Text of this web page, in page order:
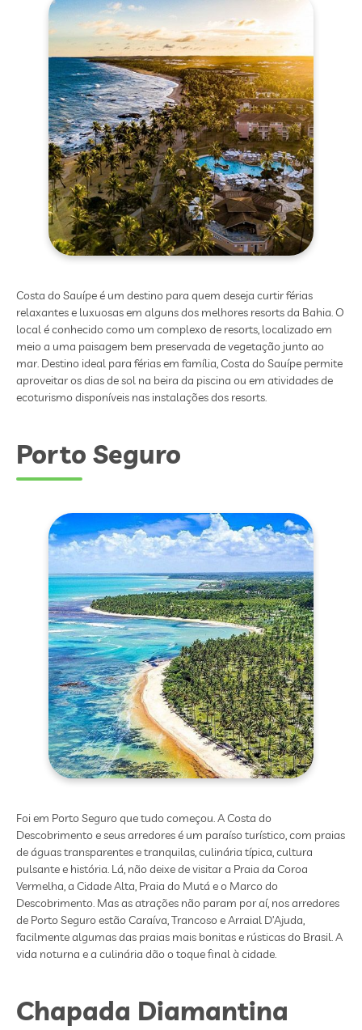
Costa do Sauípe é um destino para quem deseja curtir férias
relaxantes e luxuosas em alguns dos melhores resorts da Bahia. O
local é conhecido como um complexo de resorts, localizado em
meio a uma paisagem bem preservada de vegetação junto ao
mar. Destino ideal para férias em família, Costa do Sauípe permite
aproveitar os dias de sol na beira da piscina ou em atividades de
ecoturismo disponíveis nas instalações dos resorts.
Porto Seguro
Foi em Porto Seguro que tudo começou. A Costa do
Descobrimento e seus arredores é um paraíso turístico, com praias
de águas transparentes e tranquilas, culinária típica, cultura
pulsante e história. Lá, não deixe de visitar a Praia da Coroa
Vermelha, a Cidade Alta, Praia do Mutá e o Marco do
Descobrimento. Mas as atrações não param por aí, nos arredores
de Porto Seguro estão Caraíva, Trancoso e Arraial D’Ajuda,
facilmente algumas das praias mais bonitas e rústicas do Brasil. A
vida noturna e a culinária dão o toque final à cidade.
Chapada Diamantina